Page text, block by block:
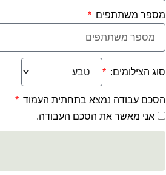
מספר משתתפים
סוג הצילומים:
הסכם עבודה נמצא בתחתית העמוד
אני מאשר את הסכם העבודה.